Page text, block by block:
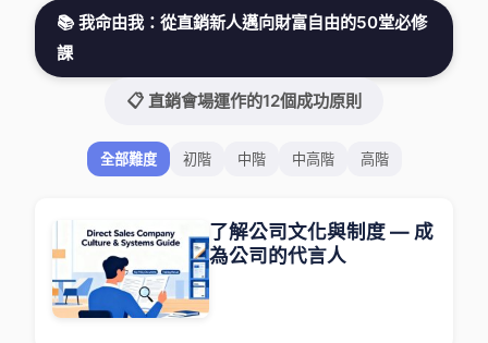
📚 我命由我：從直銷新人邁向財富自由的50堂必修
課
📋 直銷會場運作的12個成功原則
全部難度 初階 中階 中高階 高階
了解公司文化與制度 — 成
為公司的代言人